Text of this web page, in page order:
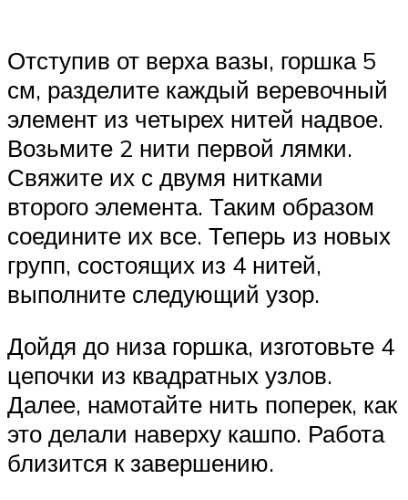
Отступив от верха вазы, горшка 5
см, разделите каждый веревочный
элемент из четырех нитей надвое.
Возьмите 2 нити первой лямки.
Свяжите их с двумя нитками
второго элемента. Таким образом
соедините их все. Теперь из новых
групп, состоящих из 4 нитей,
выполните следующий узор.
Дойдя до низа горшка, изготовьте 4
цепочки из квадратных узлов.
Далее, намотайте нить поперек, как
это делали наверху кашпо. Работа
близится к завершению.